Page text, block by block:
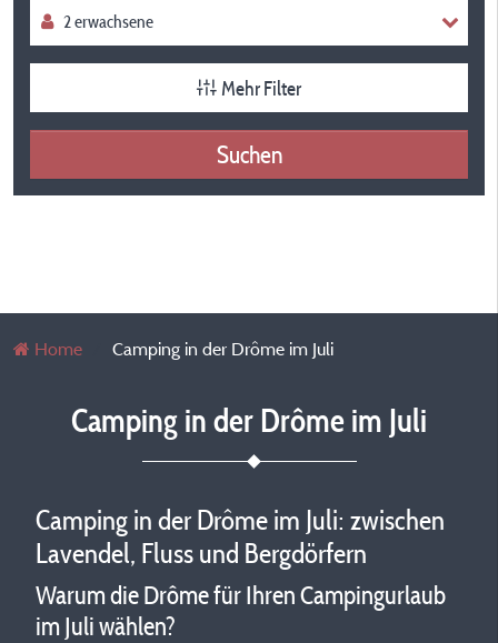
Suchen
Mehr Filter
Home Camping in der Drôme im Juli
Camping in der Drôme im Juli
Camping in der Drôme im Juli: zwischen
Lavendel, Fluss und Bergdörfern
Warum die Drôme für Ihren Campingurlaub
im Juli wählen?